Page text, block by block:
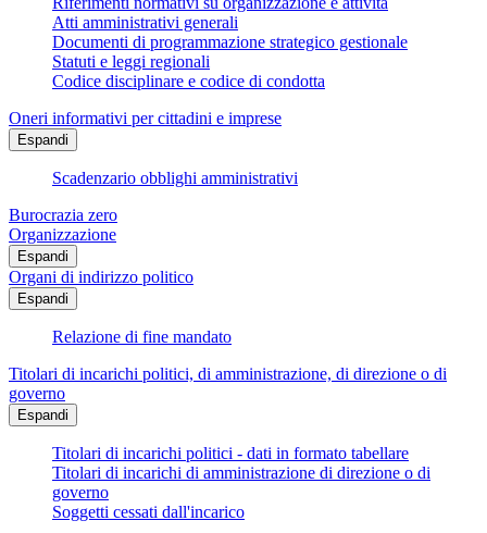
Atti amministrativi generali
Documenti di programmazione strategico gestionale
Statuti e leggi regionali
Codice disciplinare e codice di condotta
Oneri informativi per cittadini e imprese
Espandi
Scadenzario obblighi amministrativi
Burocrazia zero
Organizzazione
Espandi
Organi di indirizzo politico
Espandi
Relazione di fine mandato
Titolari di incarichi politici, di amministrazione, di direzione o di
governo
Espandi
Titolari di incarichi politici - dati in formato tabellare
Titolari di incarichi di amministrazione di direzione o di
governo
Soggetti cessati dall'incarico